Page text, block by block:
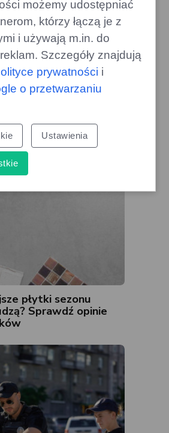
się kreta z ogrodu?
szybka metoda!
płytki sezonu
Sprawdź opinie
możemy udostępniać
którzy łączą je z
i używają m.in. do
Szczegóły znajdują
prywatności i
o przetwarzaniu
Ustawienia